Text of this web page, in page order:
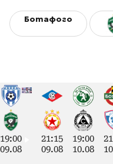
Ботафого
19:00
09.08
21:15
09.08
19:00
10.08